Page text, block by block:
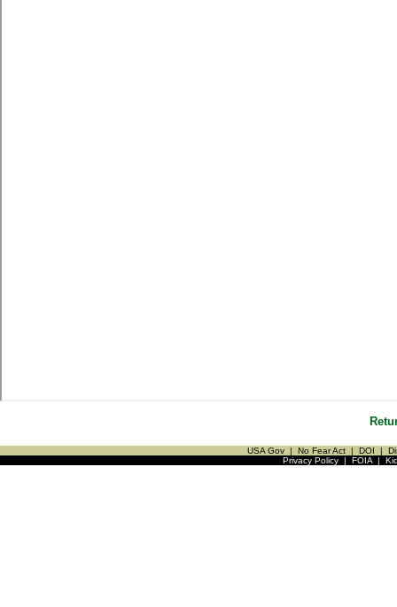
USA Gov | No Fear Act | DOI |
Privacy Policy| FOIA|